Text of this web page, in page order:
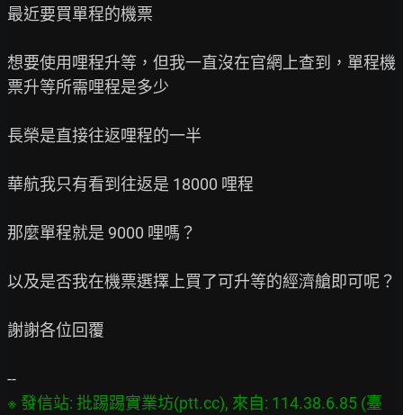
最近要買單程的機票
想要使用哩程升等，但我一直沒在官網上查到，單程機
票升等所需哩程是多少
長榮是直接往返哩程的一半
華航我只有看到往返是 18000 哩程
那麼單程就是 9000 哩嗎？
以及是否我在機票選擇上買了可升等的經濟艙即可呢？
謝謝各位回覆
※ 發信站: 批踢踢實業坊(ptt.cc), 來自: 114.38.6.85 (臺